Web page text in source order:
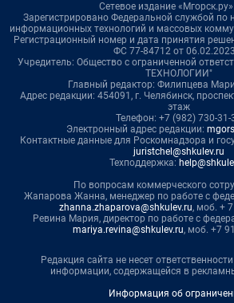
Сетевое издание
Зарегистрировано Федеральной службой по
информационных технологий и массовых
Регистрационный номер и дата принятия
ФС 77-84712 от
Учредитель: Общество с ограниченной
ТЕХНОЛОГИИ"
Главный редактор: Филипцева
Адрес редакции: 454091, г. Челябинск,
этаж
Телефон: +7 (982) 730-31-
Электронный адрес редакции:
Контактные данные для Роскомнадзора и
juristchel@shkulev.ru
Техподдержка:
По вопросам коммерческого
Жапарова Жанна, менеджер по работе с
zhanna.zhaparova@shkulev.ru, моб. +
Ревина Мария, директор по работе с
mariya.revina@shkulev.ru, моб. +7
Редакция сайта не несет
информации, содержащейся в
Информация об